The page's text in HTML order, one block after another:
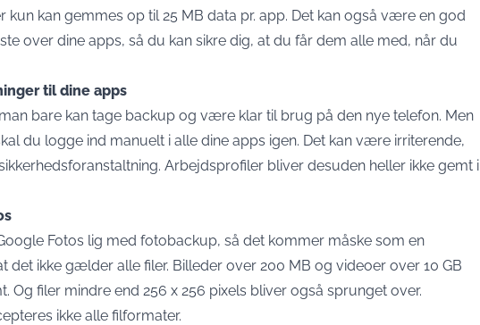
kun kan gemmes op til 25 MB data pr. app. Det kan også være en god
over dine apps, så du kan sikre dig, at du får dem alle med, når du
til dine apps
bare kan tage backup og være klar til brug på den nye telefon. Men
du logge ind manuelt i alle dine apps igen. Det kan være irriterende,
Arbejdsprofiler bliver desuden heller ikke gemt i
Fotos lig med fotobackup, så det kommer måske som en
det ikke gælder alle filer. Billeder over 200 MB og videoer over 10 GB
Og filer mindre end 256 x 256 pixels bliver også sprunget over.
ikke alle filformater.